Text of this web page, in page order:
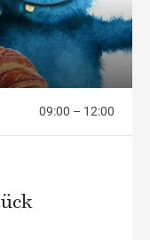
09:00 – 12:00